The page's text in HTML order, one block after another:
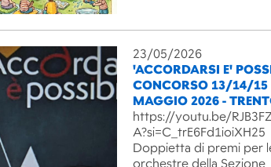
23/05/2026
'ACCORDARSI E'
CONCORSO 13/14/15
MAGGIO 2026 -
https://youtu.be/
A?si=C_trE6Fd1ioiXH25
Doppietta di premi per
orchestre della Sezione